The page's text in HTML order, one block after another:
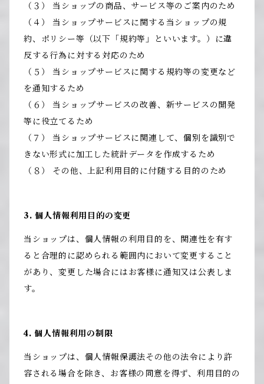
（３） 当ショップの商品、サービス等のご案内のため
（４） 当ショップサービスに関する当ショップの規
約、ポリシー等（以下「規約等」といいます。）に違
反する行為に対する対応のため
（５） 当ショップサービスに関する規約等の変更など
を通知するため
（６） 当ショップサービスの改善、新サービスの開発
等に役立てるため
（７） 当ショップサービスに関連して、個別を識別で
きない形式に加工した統計データを作成するため
（８） その他、上記利用目的に付随する目的のため
3. 個人情報利用目的の変更
当ショップは、個人情報の利用目的を、関連性を有す
ると合理的に認められる範囲内において変更すること
があり、変更した場合にはお客様に通知又は公表しま
す。
4. 個人情報利用の制限
当ショップは、個人情報保護法その他の法令により許
容される場合を除き、お客様の同意を得ず、利用目的の